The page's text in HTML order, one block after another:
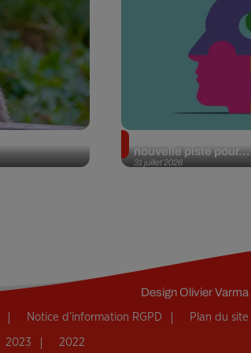
31 juillet 2026
nouvelle piste pour...
DesignOlivier Varma
Notice d’information RGPD Plan du site
2023 2022